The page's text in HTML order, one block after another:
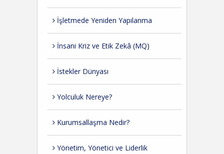
İşletmede Yeniden Yapılanma
İnsani Kriz ve Etik Zekâ (MQ)
İstekler Dünyası
Yolculuk Nereye?
Kurumsallaşma Nedir?
Yönetim, Yönetici ve Liderlik